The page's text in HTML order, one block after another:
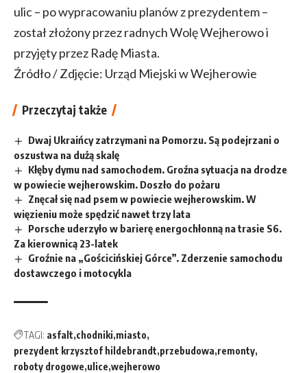
ulic – po wypracowaniu planów z prezydentem –
został złożony przez radnych Wolę Wejherowo i
przyjęty przez Radę Miasta.
Źródło / Zdjęcie: Urząd Miejski w Wejherowie
Przeczytaj także
Dwaj Ukraińcy zatrzymani na Pomorzu. Są podejrzani o
oszustwa na dużą skalę
Kłęby dymu nad samochodem. Groźna sytuacja na drodze
w powiecie wejherowskim. Doszło do pożaru
Znęcał się nad psem w powiecie wejherowskim. W
więzieniu może spędzić nawet trzy lata
Porsche uderzyło w barierę energochłonną na trasie S6.
Za kierownicą 23-latek
Groźnie na „Gościcińskiej Górce”. Zderzenie samochodu
dostawczego i motocykla
TAGI: asfalt chodniki miasto
prezydent krzysztof hildebrandt przebudowa remonty
roboty drogowe ulice wejherowo